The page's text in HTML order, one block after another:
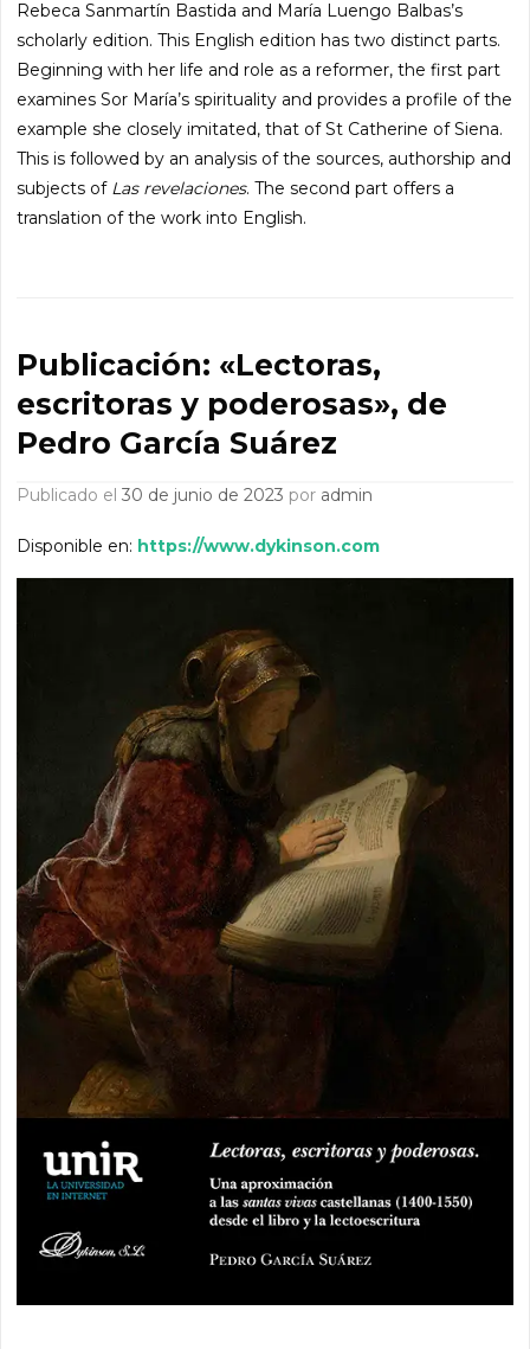
Rebeca Sanmartín Bastida and María Luengo Balbas’s
scholarly edition. This English edition has two distinct parts.
Beginning with her life and role as a reformer, the first part
examines Sor María’s spirituality and provides a profile of the
example she closely imitated, that of St Catherine of Siena.
This is followed by an analysis of the sources, authorship and
subjects of Las revelaciones. The second part offers a
translation of the work into English.
Publicación: «Lectoras,
escritoras y poderosas», de
Pedro García Suárez
Publicado el30 de junio de 2023 por admin
Disponible en: https://www.dykinson.com